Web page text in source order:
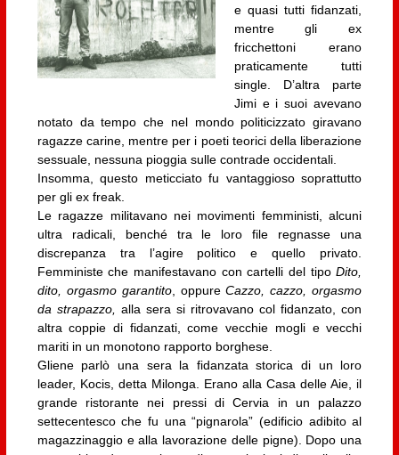
e quasi tutti fidanzati,
mentre gli ex
fricchettoni erano
praticamente tutti
single. D’altra parte
Jimi e i suoi avevano
notato da tempo che nel mondo politicizzato giravano
ragazze carine, mentre per i poeti teorici della liberazione
sessuale, nessuna pioggia sulle contrade occidentali.
Insomma, questo meticciato fu vantaggioso soprattutto
per gli ex freak.
Le ragazze militavano nei movimenti femministi, alcuni
ultra radicali, benché tra le loro file regnasse una
discrepanza tra l’agire politico e quello privato.
Femministe che manifestavano con cartelli del tipoDito,
dito, orgasmo garantito, oppureCazzo, cazzo, orgasmo
da strapazzo,
alla sera si ritrovavano col fidanzato, con
altra coppie di fidanzati, come vecchie mogli e vecchi
mariti in un monotono rapporto borghese.
Gliene parlò una sera la fidanzata storica di un loro
leader, Kocis, detta Milonga. Erano alla Casa delle Aie, il
grande ristorante nei pressi di Cervia in un palazzo
settecentesco che fu una “pignarola” (edificio adibito al
magazzinaggio e alla lavorazione delle pigne). Dopo una